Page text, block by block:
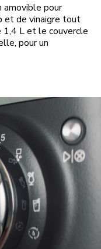
amovible pour
et de vinaigre tout
1,4 L et le couvercle
pour un